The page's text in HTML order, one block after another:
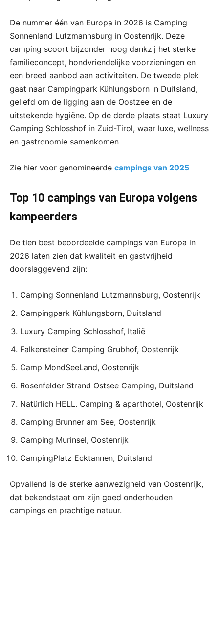
De nummer één van Europa in 2026 is Camping
Sonnenland Lutzmannsburg in Oostenrijk. Deze
camping scoort bijzonder hoog dankzij het sterke
familieconcept, hondvriendelijke voorzieningen en
een breed aanbod aan activiteiten. De tweede plek
gaat naar Campingpark Kühlungsborn in Duitsland,
geliefd om de ligging aan de Oostzee en de
uitstekende hygiëne. Op de derde plaats staat Luxury
Camping Schlosshof in Zuid-Tirol, waar luxe, wellness
en gastronomie samenkomen.
Zie hier voor genomineerde campings van 2025
Top 10 campings van Europa volgens
kampeerders
De tien best beoordeelde campings van Europa in
2026 laten zien dat kwaliteit en gastvrijheid
doorslaggevend zijn:
Camping Sonnenland Lutzmannsburg, Oostenrijk
Campingpark Kühlungsborn, Duitsland
Luxury Camping Schlosshof, Italië
Falkensteiner Camping Grubhof, Oostenrijk
Camp MondSeeLand, Oostenrijk
Rosenfelder Strand Ostsee Camping, Duitsland
Natürlich HELL. Camping & aparthotel, Oostenrijk
Camping Brunner am See, Oostenrijk
Camping Murinsel, Oostenrijk
CampingPlatz Ecktannen, Duitsland
Opvallend is de sterke aanwezigheid van Oostenrijk,
dat bekendstaat om zijn goed onderhouden
campings en prachtige natuur.